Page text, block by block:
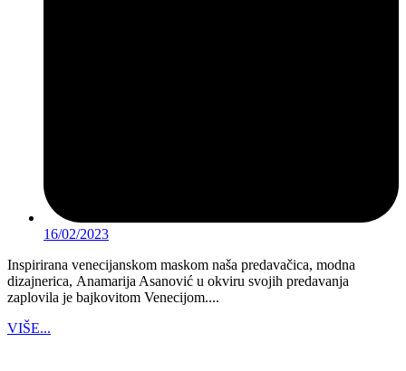
16/02/2023
Inspirirana venecijanskom maskom naša predavačica, modna
dizajnerica, Anamarija Asanović u okviru svojih predavanja
zaplovila je bajkovitom Venecijom....
VIŠE...